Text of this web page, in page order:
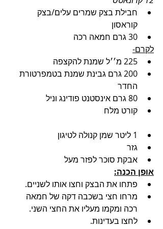
חבילת בצק שמרים עלים/בצק
קוראסון
30 גרם חמאה רכה
לקרם-
225 מ׳׳ל שמנת להקצפה
200 גרם גבינת שמנת בטמפרטורת
החדר
80 גרם אינסטנט פודינג וניל
קורט מלח
1 ליטר שמן קנולה לטיגון
גזר
אבקת סוכר לפזר מעל
אופן הכנה:
פתחו את הבצק וחצו אותו לשניים.
מרחו חצי בשכבה דקה של חמאה
רכה ומקמו מעליו את החצי השני.
לחצו בעדינות.